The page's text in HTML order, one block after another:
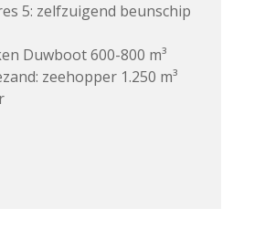
5: zelfzuigend beunschip
Duwboot 600-800 m³
zeehopper 1.250 m³